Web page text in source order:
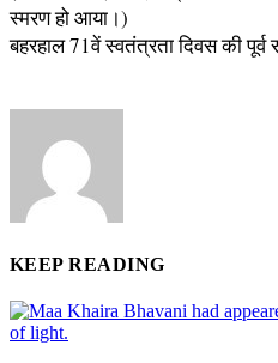
स्मरण हो आया।)
बहरहाल 71वें स्वतंत्रता दिवस की पूर्व
KEEP READING